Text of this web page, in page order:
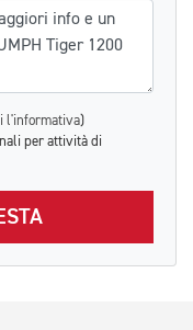
l'informativa)
per attività di